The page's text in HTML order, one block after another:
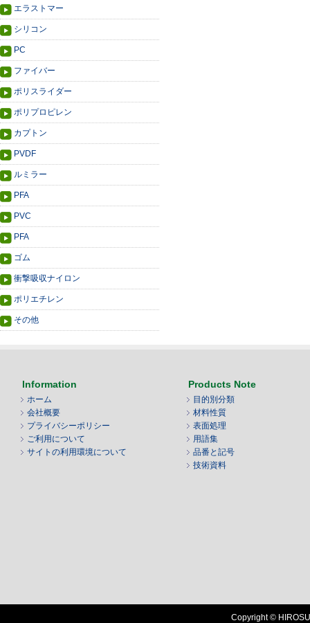
エラストマー
シリコン
PC
ファイバー
ポリスライダー
ポリプロピレン
カプトン
PVDF
ルミラー
PFA
PVC
PFA
ゴム
衝撃吸収ナイロン
ポリエチレン
その他
Information
ホーム
会社概要
プライバシーポリシー
ご利用について
サイトの利用環境について
Products Note
目的別分類
材料性質
表面処理
用語集
品番と記号
技術資料
Copyright ©